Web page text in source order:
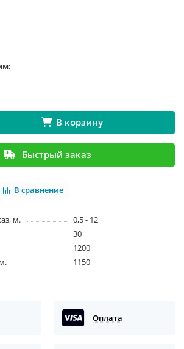
В корзину
Быстрый заказ
В сравнение
м.
0,5 - 12
30
1200
1150
Оплата